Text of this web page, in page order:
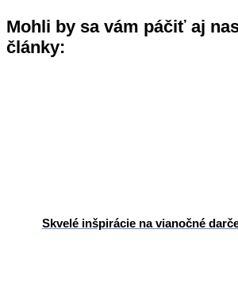
Mohli by sa vám páčiť aj
články:
Skvelé inšpirácie na vianočné